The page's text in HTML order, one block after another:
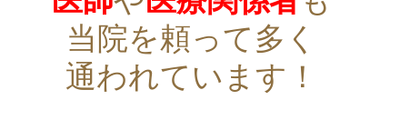
当院を頼って多く
通われています！